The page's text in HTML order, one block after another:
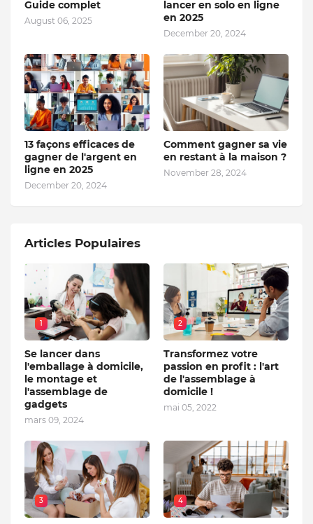
Guide complet
August 06, 2025
lancer en solo en ligne
en 2025
December 20, 2024
13 façons efficaces de
gagner de l'argent en
ligne en 2025
December 20, 2024
Comment gagner sa vie
en restant à la maison ?
November 28, 2024
Articles Populaires
1
Se lancer dans
l'emballage à domicile,
le montage et
l'assemblage de
gadgets
mars 09, 2024
2
Transformez votre
passion en profit : l'art
de l'assemblage à
domicile !
mai 05, 2022
3 4